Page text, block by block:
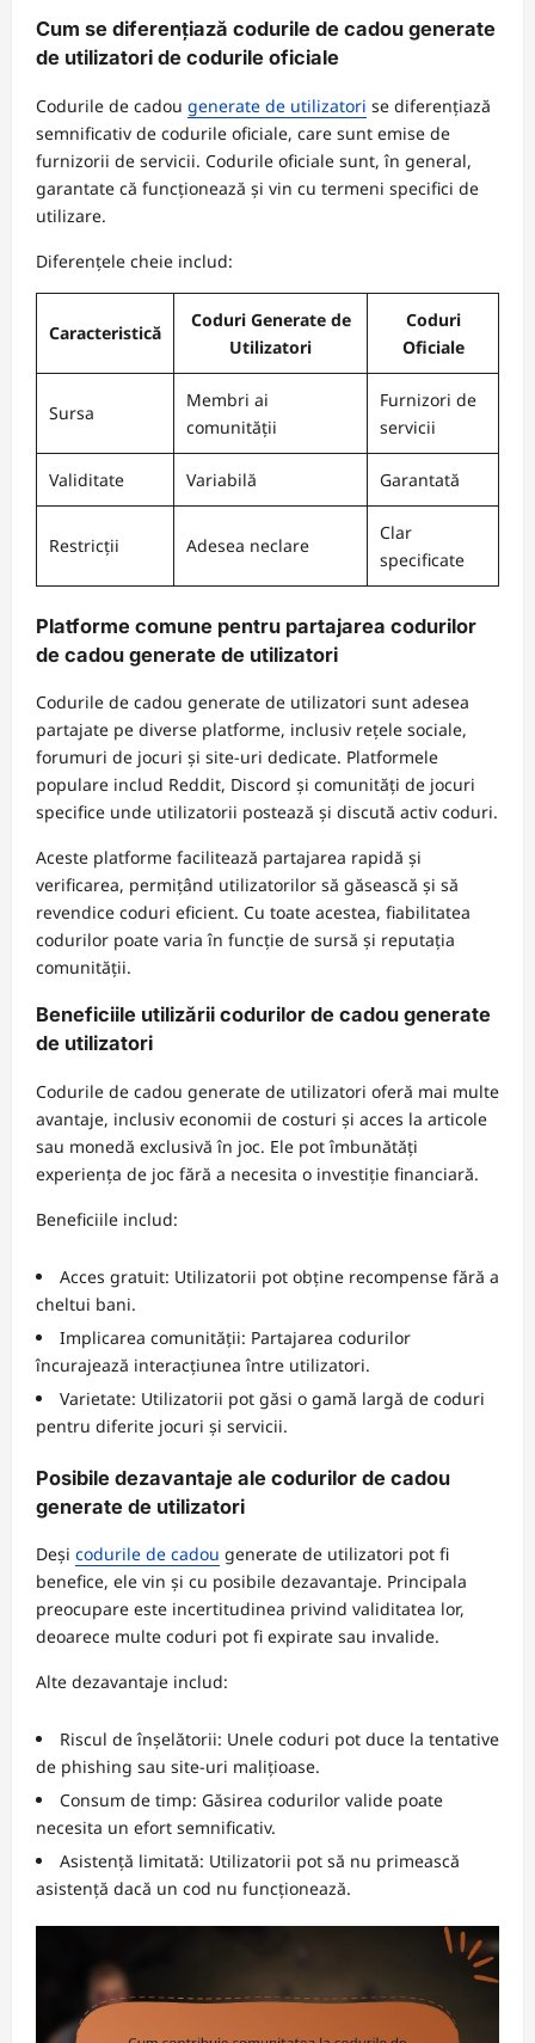
Cum se diferențiază codurile de cadou generate
de utilizatori de codurile oficiale
Codurile de cadou generate de utilizatori se diferențiază
semnificativ de codurile oficiale, care sunt emise de
furnizorii de servicii. Codurile oficiale sunt, în general,
garantate că funcționează și vin cu termeni specifici de
utilizare.
Diferențele cheie includ:
Caracteristică
Coduri Generate de
Utilizatori
Coduri
Oficiale
Sursa
Membri ai
comunității
Furnizori de
servicii
Validitate Variabilă Garantată
Restricții Adesea neclare
Clar
specificate
Platforme comune pentru partajarea codurilor
de cadou generate de utilizatori
Codurile de cadou generate de utilizatori sunt adesea
partajate pe diverse platforme, inclusiv rețele sociale,
forumuri de jocuri și site-uri dedicate. Platformele
populare includ Reddit, Discord și comunități de jocuri
specifice unde utilizatorii postează și discută activ coduri.
Aceste platforme facilitează partajarea rapidă și
verificarea, permițând utilizatorilor să găsească și să
revendice coduri eficient. Cu toate acestea, fiabilitatea
codurilor poate varia în funcție de sursă și reputația
comunității.
Beneficiile utilizării codurilor de cadou generate
de utilizatori
Codurile de cadou generate de utilizatori oferă mai multe
avantaje, inclusiv economii de costuri și acces la articole
sau monedă exclusivă în joc. Ele pot îmbunătăți
experiența de joc fără a necesita o investiție financiară.
Beneficiile includ:
Acces gratuit: Utilizatorii pot obține recompense fără a
cheltui bani.
Implicarea comunității: Partajarea codurilor
încurajează interacțiunea între utilizatori.
Varietate: Utilizatorii pot găsi o gamă largă de coduri
pentru diferite jocuri și servicii.
Posibile dezavantaje ale codurilor de cadou
generate de utilizatori
Deși codurile de cadou generate de utilizatori pot fi
benefice, ele vin și cu posibile dezavantaje. Principala
preocupare este incertitudinea privind validitatea lor,
deoarece multe coduri pot fi expirate sau invalide.
Alte dezavantaje includ:
Riscul de înșelătorii: Unele coduri pot duce la tentative
de phishing sau site-uri malițioase.
Consum de timp: Găsirea codurilor valide poate
necesita un efort semnificativ.
Asistență limitată: Utilizatorii pot să nu primească
asistență dacă un cod nu funcționează.